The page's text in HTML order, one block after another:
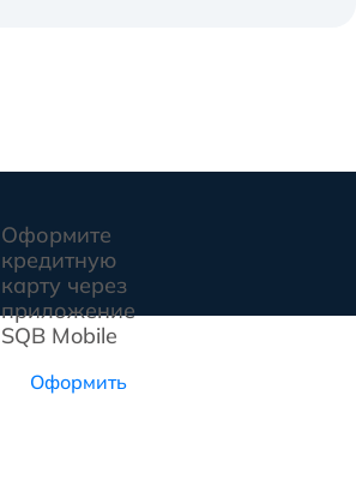
Оформите
кредитную
карту через
приложение
SQB Mobile
Оформить